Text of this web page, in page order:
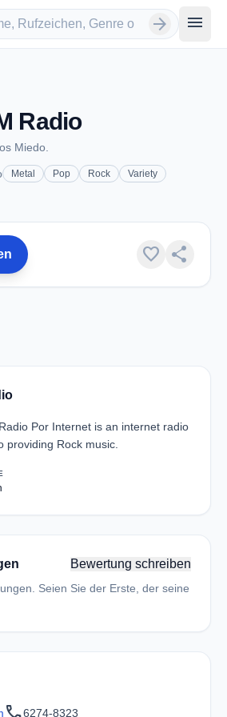
arrow_forward menu
Radio
Miedo.
Metal Pop Rock Variety
favorite share
Por Internet is an internet radio
providing Rock music.
Bewertung schreiben
Seien Sie der Erste, der seine
6274-8323